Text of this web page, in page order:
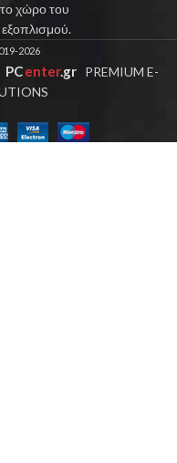
χώρο του
2026
PCenter.gr PREMIUM E-